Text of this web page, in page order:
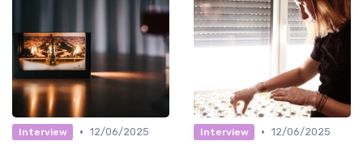
Interview • 12/06/2025
Interview • 12/06/2025